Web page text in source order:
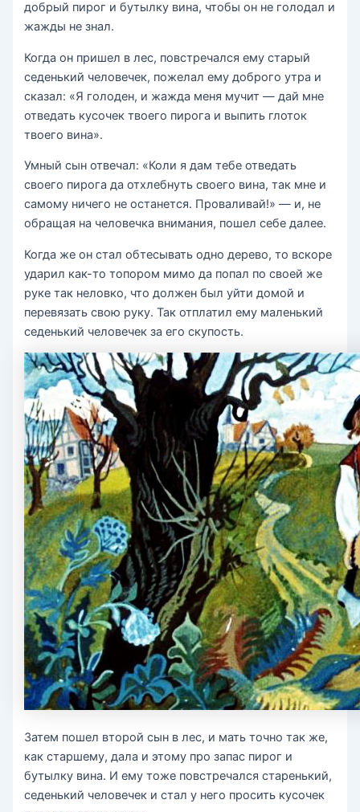
добрый пирог и бутылку вина, чтобы он не голодал и
жажды не знал.
Когда он пришел в лес, повстречался ему старый
седенький человечек, пожелал ему доброго утра и
сказал: «Я голоден, и жажда меня мучит — дай мне
отведать кусочек твоего пирога и выпить глоток
твоего вина».
Умный сын отвечал: «Коли я дам тебе отведать
своего пирога да отхлебнуть своего вина, так мне и
самому ничего не останется. Проваливай!» — и, не
обращая на человечка внимания, пошел себе далее.
Когда же он стал обтесывать одно дерево, то вскоре
ударил как-то топором мимо да попал по своей же
руке так неловко, что должен был уйти домой и
перевязать свою руку. Так отплатил ему маленький
седенький человечек за его скупость.
Затем пошел второй сын в лес, и мать точно так же,
как старшему, дала и этому про запас пирог и
бутылку вина. И ему тоже повстречался старенький,
седенький человечек и стал у него просить кусочек